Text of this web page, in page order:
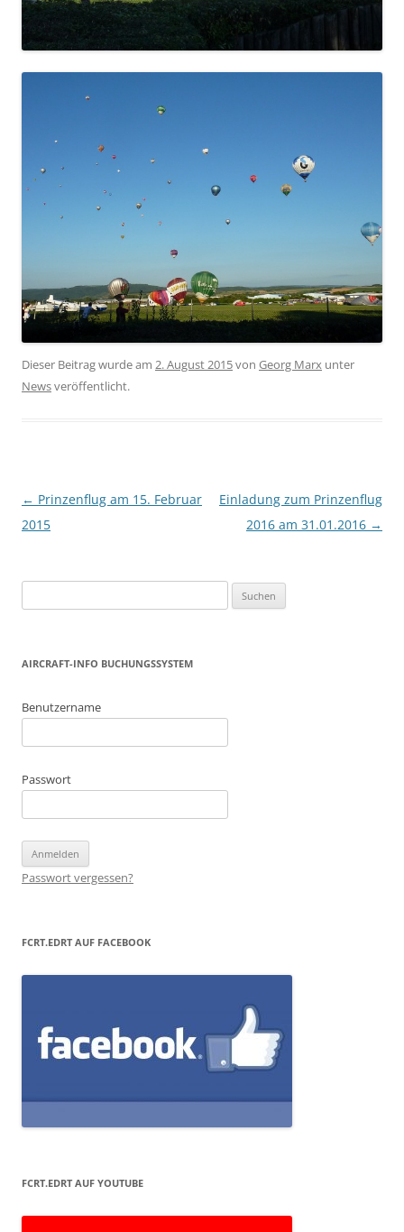
Dieser Beitrag wurde am 2. August 2015von Georg Marx unter
Newsveröffentlicht.
Beitragsnavigation
← Prinzenflug am 15. Februar
2015
Einladung zum Prinzenflug
2016 am 31.01.2016 →
nach:
AIRCRAFT-INFO BUCHUNGSSYSTEM
Benutzername
Passwort
Passwort vergessen?
FCRT.EDRT AUF FACEBOOK
FCRT.EDRT AUF YOUTUBE